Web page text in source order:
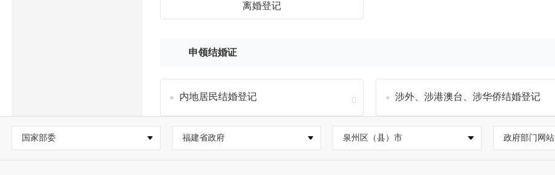
离婚登记
申领结婚证
内地居民结婚登记 涉外、涉港澳台、涉华侨结婚登记
国家部委 福建省政府 泉州区（县）市 政府部门网站